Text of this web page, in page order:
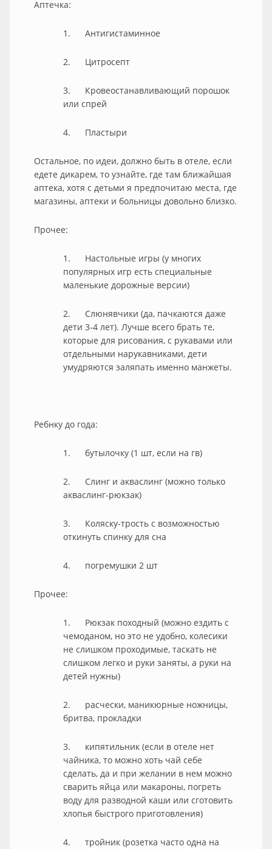
Аптечка:
1. Антигистаминное
2. Цитросепт
3. Кровеостанавливающий порошок
или спрей
4. Пластыри
Остальное, по идеи, должно быть в отеле, если
едете дикарем, то узнайте, где там ближайшая
аптека, хотя с детьми я предпочитаю места, где
магазины, аптеки и больницы довольно близко.
Прочее:
1. Настольные игры (у многих
популярных игр есть специальные
маленькие дорожные версии)
2. Слюнявчики (да, пачкаются даже
дети 3-4 лет). Лучше всего брать те,
которые для рисования, с рукавами или
отдельными нарукавниками, дети
умудряются заляпать именно манжеты.
Ребнку до года:
1. бутылочку (1 шт, если на гв)
2. Слинг и акваслинг (можно только
акваслинг-рюкзак)
3. Коляску-трость с возможностью
откинуть спинку для сна
4. погремушки 2 шт
Прочее:
1. Рюкзак походный (можно ездить с
чемоданом, но это не удобно, колесики
не слишком проходимые, таскать не
слишком легко и руки заняты, а руки на
детей нужны)
2. расчески, маникюрные ножницы,
бритва, прокладки
3. кипятильник (если в отеле нет
чайника, то можно хоть чай себе
сделать, да и при желании в нем можно
сварить яйца или макароны, погреть
воду для разводной каши или сготовить
хлопья быстрого приготовления)
4. тройник (розетка часто одна на